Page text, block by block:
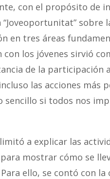
con el propósito de
sobre
en tres áreas
con los jóvenes sirvió
de la participación
las acciones más
sencillo si todos nos
a explicar las
mostrar cómo se
ello, se contó con